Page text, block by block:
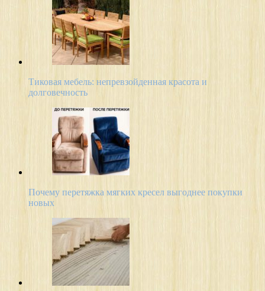
Тиковая мебель: непревзойденная красота и
долговечность
Почему перетяжка мягких кресел выгоднее покупки
новых